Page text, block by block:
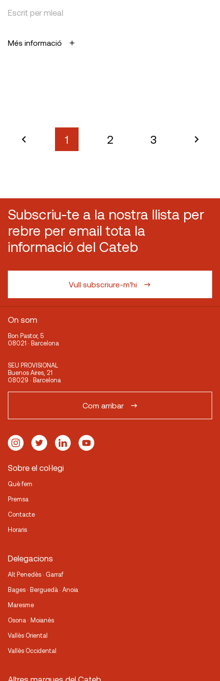
Escrit per mleal
Més informació
1 2 3
Subscriu-te a la nostra llista per
rebre per email tota la
informació del Cateb
Vull subscriure-m'hi
On som
Bon Pastor, 5
08021 · Barcelona
SEU PROVISIONAL
Buenos Aires, 21
08029 · Barcelona
Com arribar
Sobre el col·legi
Què fem
Premsa
Contacte
Horaris
Delegacions
Alt Penedès · Garraf
Bages · Berguedà · Anoia
Maresme
Osona · Moianès
Vallès Oriental
Vallès Occidental
Altres marques del Cateb